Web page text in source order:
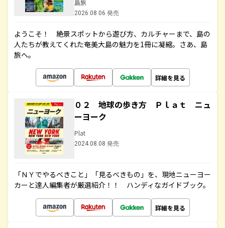
島旅
2026.08.06 発売
ようこそ！ 絶景スポットから遊び方、カルチャーまで、島の
人たちが教えてくれた奄美大島の魅力を1冊に凝縮。さあ、島
旅へ。
詳細を見る
０２ 地球の歩き方 Ｐｌａｔ ニュ
ーヨーク
Plat
2024.08.08 発売
「ＮＹでやるべきこと」「見るべきもの」を、現地ニューヨー
カーと達人編集者が厳選紹介！！ ハンディなガイドブック。
詳細を見る